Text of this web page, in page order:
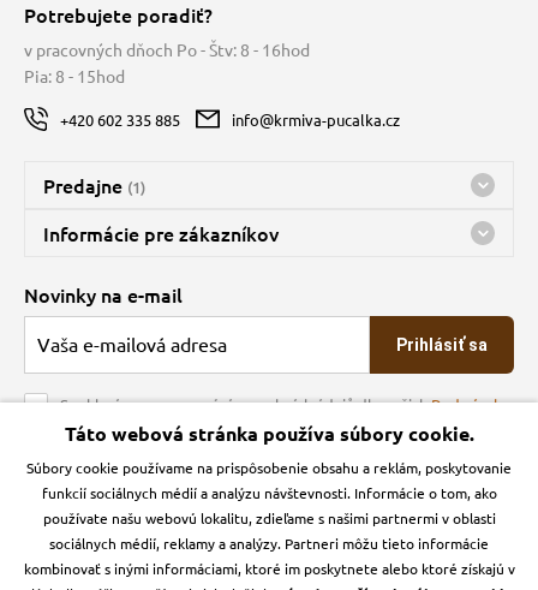
Potrebujete poradiť?
v pracovných dňoch Po - Štv: 8 - 16hod
Pia: 8 - 15hod
+420 602 335 885 info@krmiva-pucalka.cz
Predajne (1)
Predajňa a sklad Kbely
nes máme otvorené 08:00 - 16:00
Informácie pre zákazníkov
O spoločnosti
Veľkoobchod
Obchodné podmienky
Kontakt
Podmienky ochrany osobných údajov
Zásady používanie cookies a Google Analytics
Novinky na e-mail
Prihlásiť sa
Souhlasím se zpracováním osobních údajů dle našichPodmínek
ochrany osobních údajů
Krmiva Pučálka na sociálnych sieťach
Instagran Facebook
Táto webová stránka používa súbory cookie.
Súbory cookie používame na prispôsobenie obsahu a reklám, poskytovanie
funkcií sociálnych médií a analýzu návštevnosti. Informácie o tom, ako
používate našu webovú lokalitu, zdieľame s našimi partnermi v oblasti
sociálnych médií, reklamy a analýzy. Partneri môžu tieto informácie
kombinovať s inými informáciami, ktoré im poskytnete alebo ktoré získajú v